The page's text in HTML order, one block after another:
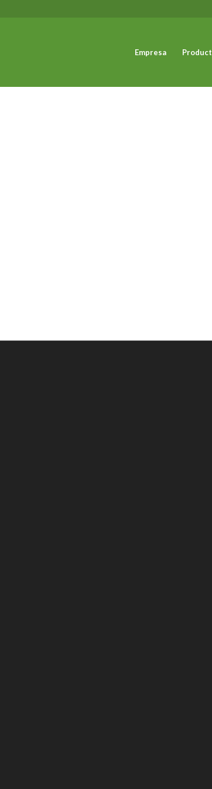
Empresa